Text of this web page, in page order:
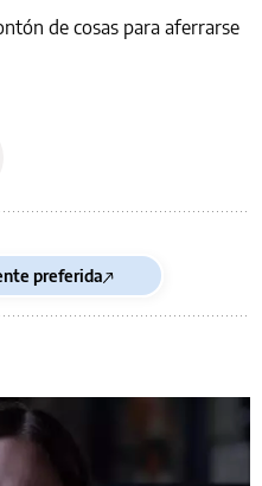
de cosas para aferrarse
preferida